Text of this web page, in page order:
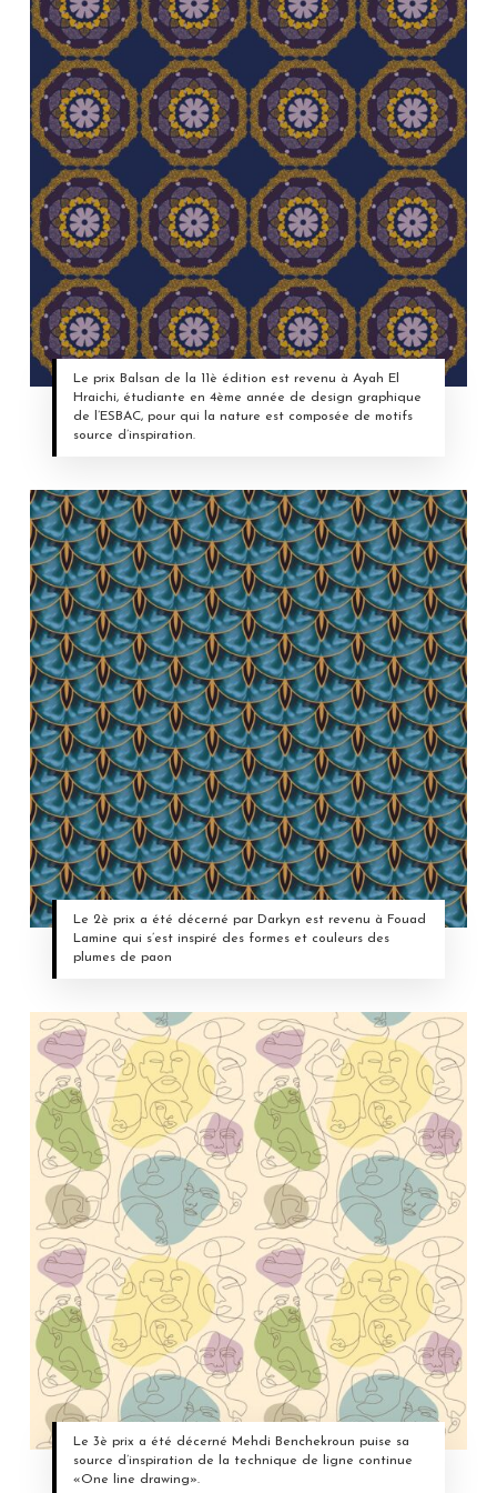
Le prix Balsan de la 11è édition est revenu à Ayah El
Hraichi, étudiante en 4ème année de design graphique
de l’ESBAC, pour qui la nature est composée de motifs
source d’inspiration.
Le 2è prix a été décerné par Darkyn est revenu à Fouad
Lamine qui s’est inspiré des formes et couleurs des
plumes de paon
Le 3è prix a été décerné Mehdi Benchekroun puise sa
source d’inspiration de la technique de ligne continue
«One line drawing».